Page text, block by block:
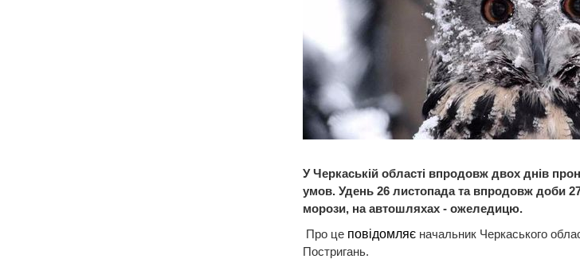
У Черкаській області впродовж двох днів
умов. Удень 26 листопада та впродовж доби
морози, на автошляхах - ожеледицю.
Про це повідомляєначальник Черкаського
Постригань.